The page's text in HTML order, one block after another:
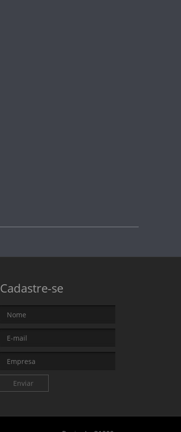
Cadastre-se